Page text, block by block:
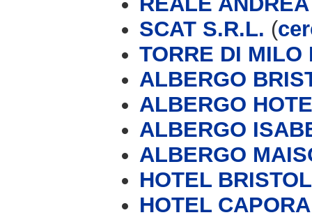
SCAT S.R.L. (
TORRE DI MILO
ALBERGO
ALBERGO
ALBERGO
ALBERGO
HOTEL
HOTEL